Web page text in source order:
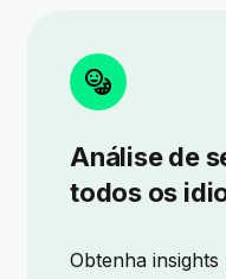
Análise de
todos os
Obtenha